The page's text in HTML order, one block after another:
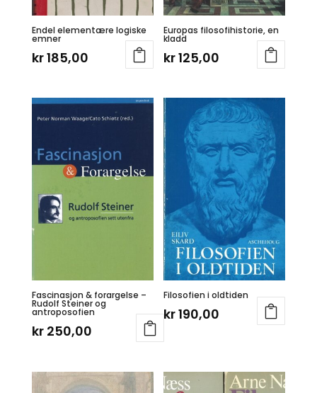
Endel elementære logiske
emner
kr185,00
Europas filosofihistorie, en
kladd
kr125,00
Fascinasjon & forargelse –
Rudolf Steiner og
antroposofien
kr250,00
Filosofien i oldtiden
kr190,00